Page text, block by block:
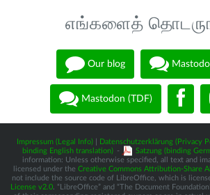
எங்களைத்
Our blog
Mastodon (TDF)
Impressum (Legal Info) Datenschutzerklärung (Privacy
binding English translation) - Satzung (binding
information: Unless otherwise specified, all text and
licensed under the Creative Commons Attribution-Share
not include the source code of LibreOffice, which is
License v2.0 . “LibreOffice” and “The Document